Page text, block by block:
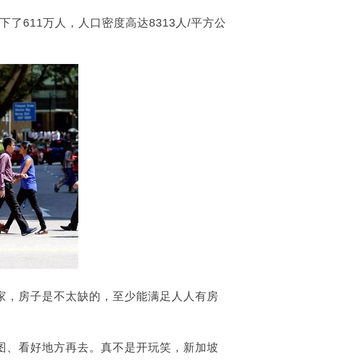
了611万人，人口密度高达8313人/平方公
房子是不太缺的，至少能满足人人有房
看好地方再去。真不是开玩笑，新加坡